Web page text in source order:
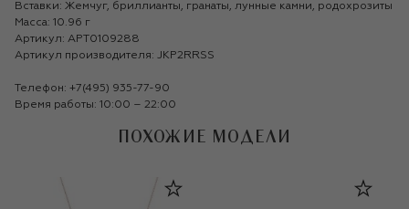
Вставки: Жемчуг, бриллианты, гранаты, лунные камни, родохрозиты
Масса: 10.96 г
Артикул: APT0109288
Артикул производителя: JKP2RRSS
Телефон: +7(495) 935-77-90
Время работы: 10:00 – 22:00
ПОХОЖИЕ МОДЕЛИ